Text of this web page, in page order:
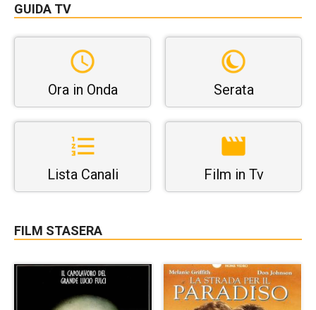
GUIDA TV
Ora in Onda Serata
Lista Canali Film in Tv
FILM STASERA